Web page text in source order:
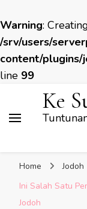
Warning:
/srv/users/
content/plugins/
line 99
Ke
Home
Jodoh
Ini Salah Satu
Jodoh